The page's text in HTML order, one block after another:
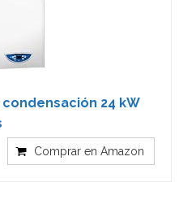
24 kW
Comprar en Amazon